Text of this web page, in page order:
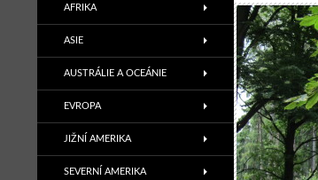
AFRIKA
ASIE
AUSTRÁLIE A OCEÁNIE
EVROPA
JIŽNÍ AMERIKA
SEVERNÍ AMERIKA